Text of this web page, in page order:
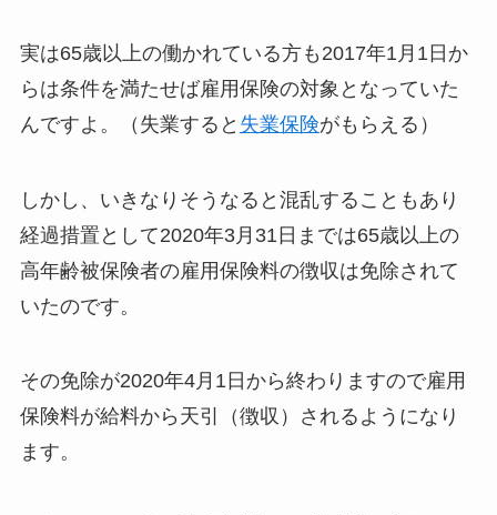
実は65歳以上の働かれている方も2017年1月1日か
らは条件を満たせば雇用保険の対象となっていた
んですよ。（失業すると 失業保険がもらえる）
しかし、いきなりそうなると混乱することもあり
経過措置として2020年3月31日までは65歳以上の
高年齢被保険者の雇用保険料の徴収は免除されて
いたのです。
その免除が2020年4月1日から終わりますので雇用
保険料が給料から天引（徴収）されるようになり
ます。